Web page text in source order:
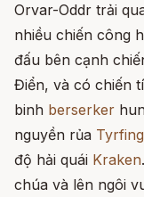
Orvar-Oddr trải
nhiều chiến công
đấu bên cạnh
Điển, và có chiến
binh berserker
nguyền rủa Tyrfing
độ hải quái Kraken
chúa và lên ngôi